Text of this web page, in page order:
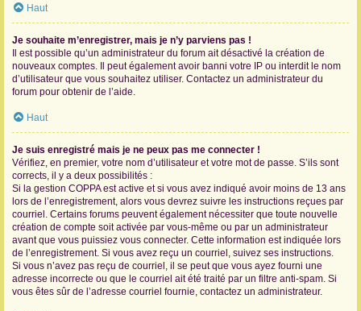
Haut
Je souhaite m’enregistrer, mais je n’y parviens pas !
Il est possible qu’un administrateur du forum ait désactivé la création de
nouveaux comptes. Il peut également avoir banni votre IP ou interdit le nom
d’utilisateur que vous souhaitez utiliser. Contactez un administrateur du
forum pour obtenir de l’aide.
Haut
Je suis enregistré mais je ne peux pas me connecter !
Vérifiez, en premier, votre nom d’utilisateur et votre mot de passe. S’ils sont
corrects, il y a deux possibilités :
Si la gestion COPPA est active et si vous avez indiqué avoir moins de 13 ans
lors de l’enregistrement, alors vous devrez suivre les instructions reçues par
courriel. Certains forums peuvent également nécessiter que toute nouvelle
création de compte soit activée par vous-même ou par un administrateur
avant que vous puissiez vous connecter. Cette information est indiquée lors
de l’enregistrement. Si vous avez reçu un courriel, suivez ses instructions.
Si vous n’avez pas reçu de courriel, il se peut que vous ayez fourni une
adresse incorrecte ou que le courriel ait été traité par un filtre anti-spam. Si
vous êtes sûr de l’adresse courriel fournie, contactez un administrateur.